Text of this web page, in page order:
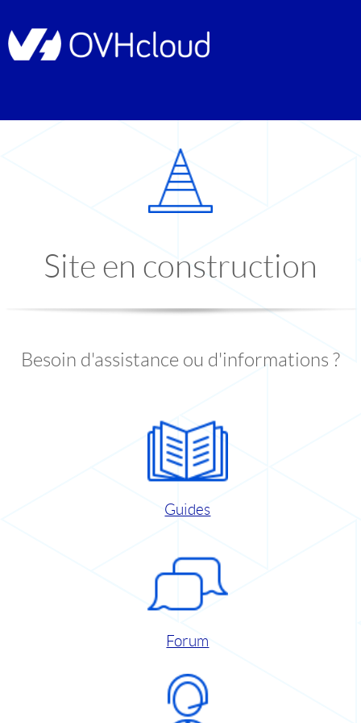
Site en construction
Besoin d'assistance ou d'informations ?
Guides
Forum